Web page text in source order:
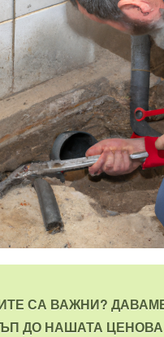
СА ВАЖНИ?
ДО НАШАТА ЦЕНОВА